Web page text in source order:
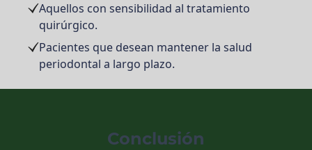
Aquellos con sensibilidad al tratamiento
quirúrgico.
Pacientes que desean mantener la salud
periodontal a largo plazo.
Conclusión